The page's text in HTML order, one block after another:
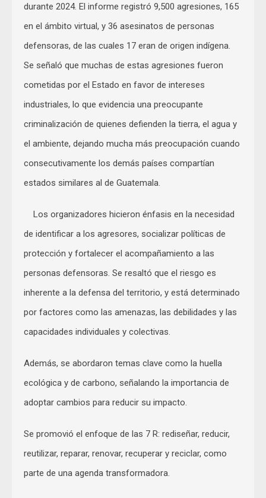
durante 2024. El informe registró 9,500 agresiones, 165
en el ámbito virtual, y 36 asesinatos de personas
defensoras, de las cuales 17 eran de origen indígena.
Se señaló que muchas de estas agresiones fueron
cometidas por el Estado en favor de intereses
industriales, lo que evidencia una preocupante
criminalización de quienes defienden la tierra, el agua y
el ambiente, dejando mucha más preocupación cuando
consecutivamente los demás países compartían
estados similares al de Guatemala.
Los organizadores hicieron énfasis en la necesidad
de identificar a los agresores, socializar políticas de
protección y fortalecer el acompañamiento a las
personas defensoras. Se resaltó que el riesgo es
inherente a la defensa del territorio, y está determinado
por factores como las amenazas, las debilidades y las
capacidades individuales y colectivas.
Además, se abordaron temas clave como la huella
ecológica y de carbono, señalando la importancia de
adoptar cambios para reducir su impacto.
Se promovió el enfoque de las 7 R: rediseñar, reducir,
reutilizar, reparar, renovar, recuperar y reciclar, como
parte de una agenda transformadora.